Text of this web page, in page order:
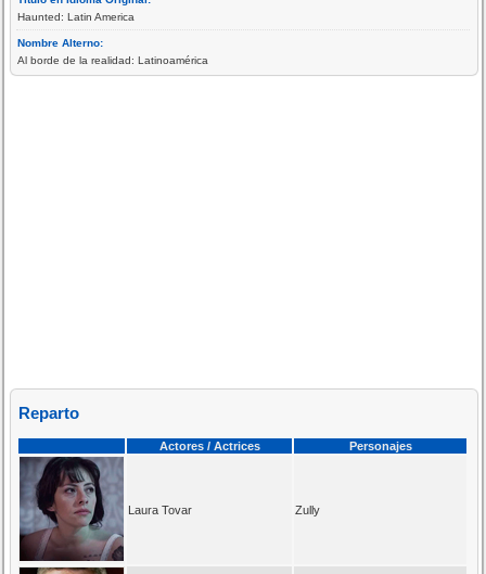
Haunted: Latin America
Nombre Alterno:
Al borde de la realidad: Latinoamérica
Reparto
Actores / Actrices Personajes
Laura Tovar Zully